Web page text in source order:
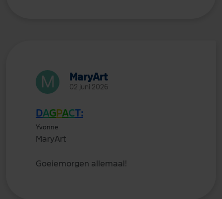
MaryArt
02 juni 2026
DAG PACT:
Yvonne
MaryArt
Goeiemorgen allemaal!